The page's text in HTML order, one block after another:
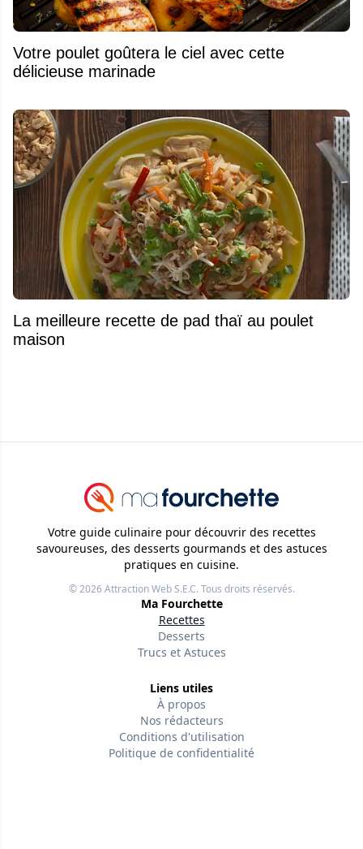
Votre poulet goûtera le ciel avec cette
délicieuse marinade
La meilleure recette de pad thaï au poulet
maison
Votre guide culinaire pour découvrir des recettes
savoureuses, des desserts gourmands et des astuces
pratiques en cuisine.
© 2026Attraction Web S.E.C.Tous droits réservés.
Ma Fourchette
Recettes
Desserts
Trucs et Astuces
Liens utiles
À propos
Nos rédacteurs
Conditions d'utilisation
Politique de confidentialité